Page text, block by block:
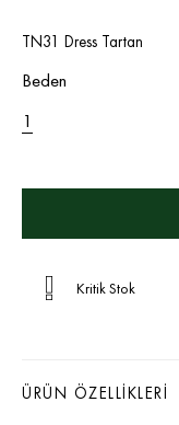
TN31 Dress Tartan
Beden
1
Kritik Stok
ÜRÜN ÖZELLIKLERI